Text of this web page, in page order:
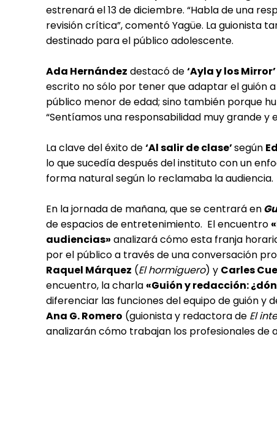
estrenará el 13 de diciembre. “Habla de una
revisión crítica”, comentó Yagüe. La guionista
destinado para el público adolescente.
Ada Hernández destacó de‘Ayla y los Mirror’
escrito no sólo por tener que adaptar el guión
público menor de edad; sino también porque
“Sentíamos una responsabilidad muy grande
La clave del éxito de‘Al salir de clase’según
lo que sucedía después del instituto con un
forma natural según lo reclamaba la audiencia.
En la jornada de mañana, que se centrará en
de espacios de entretenimiento. El encuentro
audiencias» analizará cómo esta franja
por el público a través de una conversación
Raquel Márquez (El hormiguero) y Carles
encuentro, la charla «Guión y redacción:
diferenciar las funciones del equipo de guión y
Ana G. Romero (guionista y redactora deEl
analizarán cómo trabajan los profesionales